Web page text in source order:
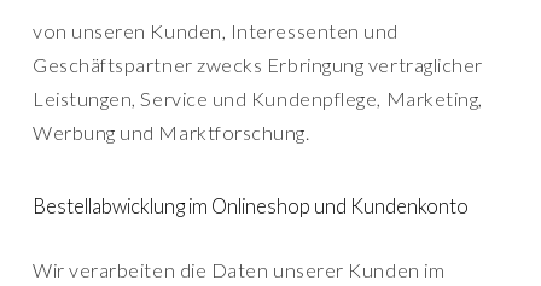
von unseren Kunden, Interessenten und
Geschäftspartner zwecks Erbringung vertraglicher
Leistungen, Service und Kundenpflege, Marketing,
Werbung und Marktforschung.
Bestellabwicklung im Onlineshop und Kundenkonto
Wir verarbeiten die Daten unserer Kunden im